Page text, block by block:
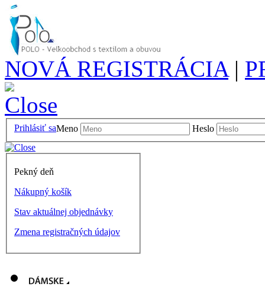
NOVÁ REGISTRÁCIA|
Meno Heslo
Prihlásiť sa
Pekný deň
Nákupný košík
Stav aktuálnej objednávky
Zmena registračných údajov